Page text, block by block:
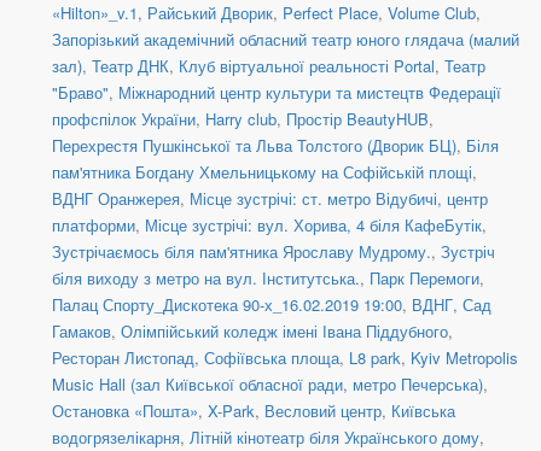
«Hilton»_v.1, Райський Дворик, Perfect Place, Volume Club,
Запорізький академічний обласний театр юного глядача (малий
зал), Театр ДНК, Клуб віртуальної реальності Portal, Театр
"Браво", Міжнародний центр культури та мистецтв Федерації
профспілок України, Harry club, Простір BeautyHUB,
Перехрестя Пушкінської та Льва Толстого (Дворик БЦ), Біля
пам'ятника Богдану Хмельницькому на Софійській площі,
ВДНГ Оранжерея, Місце зустрічі: ст. метро Відубичі, центр
платформи, Місце зустрічі: вул. Хорива, 4 біля КафеБутік,
Зустрічаємось біля пам'ятника Ярославу Мудрому., Зустріч
біля виходу з метро на вул. Інститутська., Парк Перемоги,
Палац Спорту_Дискотека 90-х_16.02.2019 19:00, ВДНГ, Сад
Гамаков, Олімпійський коледж імені Івана Піддубного,
Ресторан Листопад, Софіївська площа, L8 park, Kyiv Metropolis
Music Hall (зал Київської обласної ради, метро Печерська),
Остановка «Пошта», X-Park, Весловий центр, Київська
водогрязелікарня, Літній кінотеатр біля Українського дому,